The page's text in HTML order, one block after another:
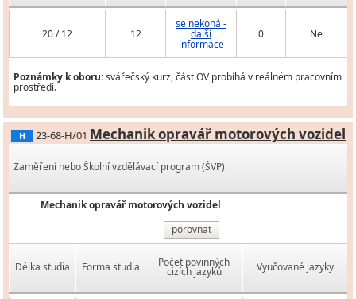
20 / 12 12
se nekoná -
další
informace
0 Ne
Poznámky k oboru:svářečský kurz, část OV probíhá v reálném pracovním
prostředí.
H 23-68-H/01 Mechanik opravář motorových vozidel
Zaměření nebo Školní vzdělávací program (ŠVP)
Mechanik opravář motorových vozidel
porovnat
Délka studia Forma studia Počet povinných
cizích jazyků Vyučované jazyky